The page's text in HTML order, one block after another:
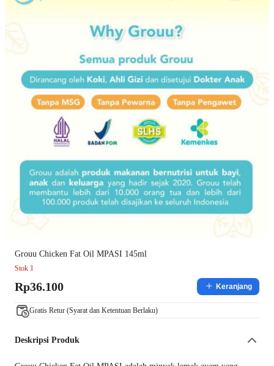
Grouu Chicken Fat Oil MPASI 145ml
Stok 1
Rp36.100 Keranjang
Gratis Retur (Syarat dan Ketentuan Berlaku)
Deskripsi Produk